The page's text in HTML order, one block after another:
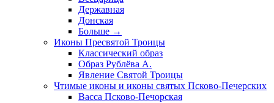
Державная
Донская
Больше →
Иконы Пресвятой Троицы
Классический образ
Образ Рублёва А.
Явление Святой Троицы
Чтимые иконы и иконы святых Псково-Печерских
Васса Псково-Печорская